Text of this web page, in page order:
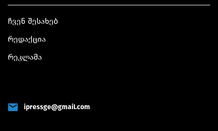
ჩვენ შესახებ
რედაქცია
რეკლამა
ipressge@gmail.com